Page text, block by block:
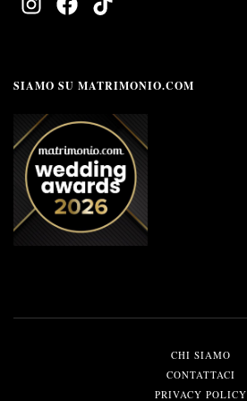
SIAMO SU MATRIMONIO.COM
CHI SIAMO
CONTATTACI
PRIVACY POLICY